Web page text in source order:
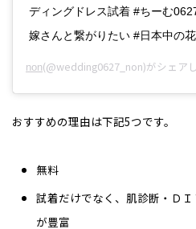
ディングドレス試着 #ちーむ
嫁さんと繋がりたい #日本中の
non(@wedding0627_non)がシェア
おすすめの理由は下記5つです。
無料
試着だけでなく、肌診断・Ｄ
が豊富